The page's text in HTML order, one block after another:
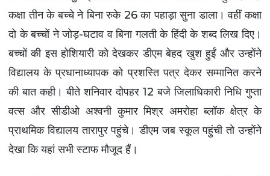
नई
दिल्ली
टेक्नोलॉजी
/ बिजनेस
खेल
वायरल
न्यूज़
कक्षा तीन के बच्चे ने बिना रुके 26 का पहाड़ा सुना डाला। वहीं कक्षा
दो के बच्चों ने जोड़-घटाव व बिना गलती के हिंदी के शब्द लिख दिए।
बच्चों की इस होशियारी को देखकर डीएम बेहद खुश हुईं और उन्होंने
विद्यालय के प्रधानाध्यापक को प्रशस्ति पत्र देकर सम्मानित करने
की बात कही। बीते शनिवार दोपहर 12 बजे जिलाधिकारी निधि गुप्ता
वत्स और सीडीओ अश्वनी कुमार मिश्र अमरोहा ब्लॉक क्षेत्र के
प्राथमिक विद्यालय तारापुर पहुंचे। डीएम जब स्कूल पहुंची तो उन्होंने
देखा कि यहां सभी स्टाफ मौजूद हैं।